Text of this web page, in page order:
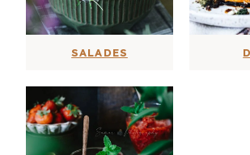
SALADES